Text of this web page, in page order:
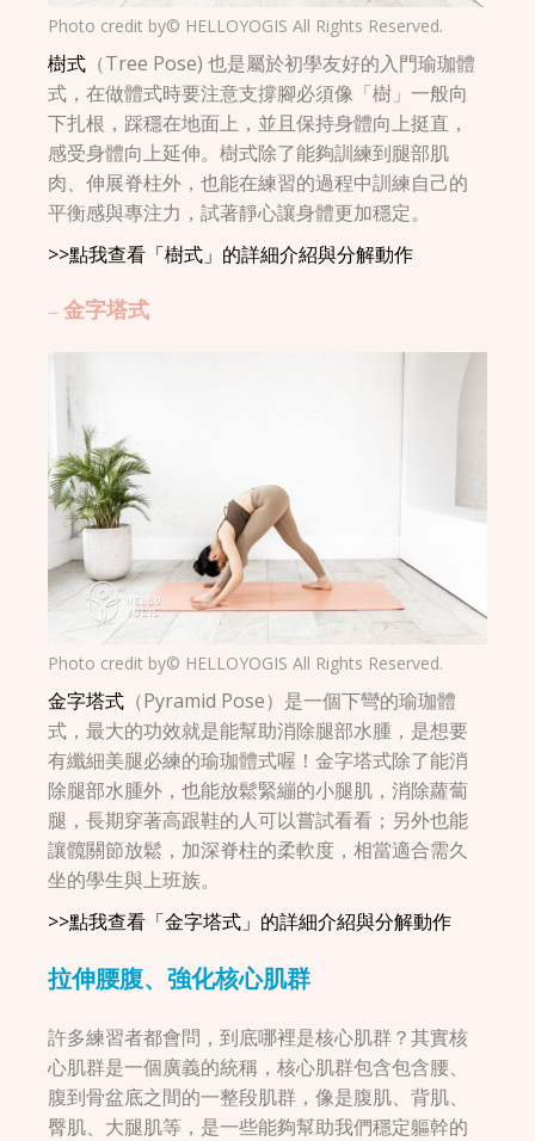
Photo credit by© HELLOYOGIS All Rights Reserved.
樹式 （Tree Pose) 也是屬於初學友好的入門瑜珈體
式，在做體式時要注意支撐腳必須像「樹」一般向
下扎根，踩穩在地面上，並且保持身體向上挺直，
感受身體向上延伸。樹式除了能夠訓練到腿部肌
肉、伸展脊柱外，也能在練習的過程中訓練自己的
平衡感與專注力，試著靜心讓身體更加穩定。
>>點我查看「樹式」的詳細介紹與分解動作
– 金字塔式
Photo credit by© HELLOYOGIS All Rights Reserved.
金字塔式 （Pyramid Pose）是一個下彎的瑜珈體
式，最大的功效就是能幫助消除腿部水腫，是想要
有纖細美腿必練的瑜珈體式喔！金字塔式除了能消
除腿部水腫外，也能放鬆緊繃的小腿肌，消除蘿蔔
腿，長期穿著高跟鞋的人可以嘗試看看；另外也能
讓髖關節放鬆，加深脊柱的柔軟度，相當適合需久
坐的學生與上班族。
>>點我查看「金字塔式」的詳細介紹與分解動作
拉伸腰腹、強化核心肌群
許多練習者都會問，到底哪裡是核心肌群？其實核
心肌群是一個廣義的統稱，核心肌群包含包含腰、
腹到骨盆底之間的一整段肌群，像是腹肌、背肌、
臀肌、大腿肌等，是一些能夠幫助我們穩定軀幹的